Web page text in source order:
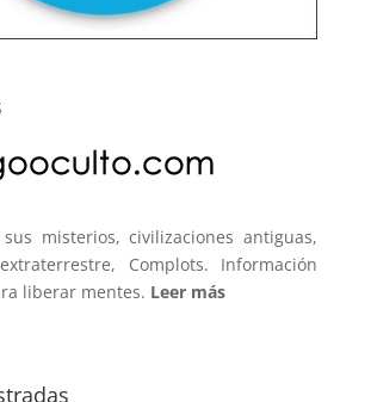
misterios, civilizaciones antiguas,
Complots. Información
liberar mentes. Leer más